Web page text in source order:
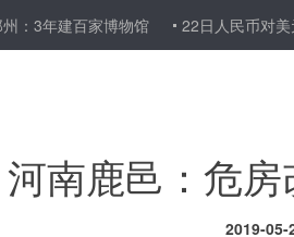
百家博物馆 22日人民币对美元汇率中
河南鹿邑：危
2019-